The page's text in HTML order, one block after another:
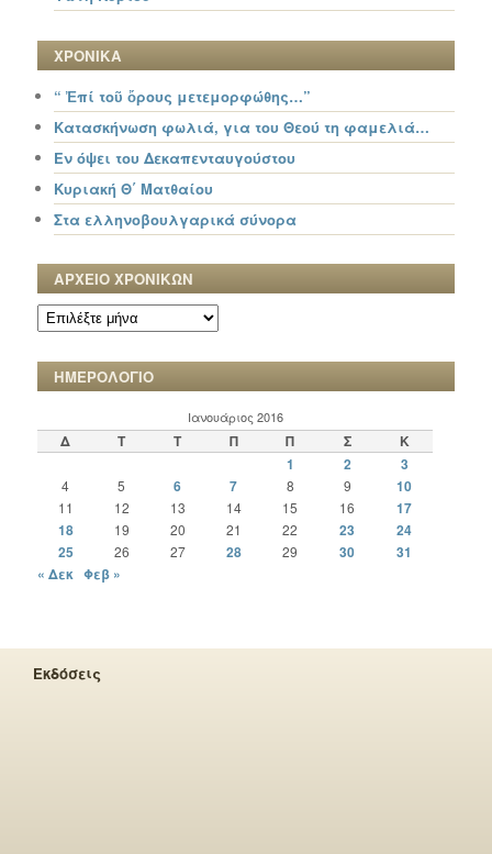
ΧΡΟΝΙΚΑ
“ Ἐπί τοῦ ὄρους μετεμορφώθης…”
Κατασκήνωση φωλιά, για του Θεού τη φαμελιά…
Εν όψει του Δεκαπενταυγούστου
Κυριακή Θ΄ Ματθαίου
Στα ελληνοβουλγαρικά σύνορα
ΑΡΧΕΙΟ ΧΡΟΝΙΚΩΝ
ΑΡΧΕΙΟ
ΧΡΟΝΙΚΩΝ
ΗΜΕΡΟΛΟΓΙΟ
Ιανουάριος 2016
Δ Τ Τ Π Π Σ
Κ
1
2 3
4 5 6 7 8 9 10
11 12 13 14 15 16
17
18
19 20 21 22 23
24
25
26 27 28 29 30
31
« Δεκ Φεβ »
Εκδόσεις